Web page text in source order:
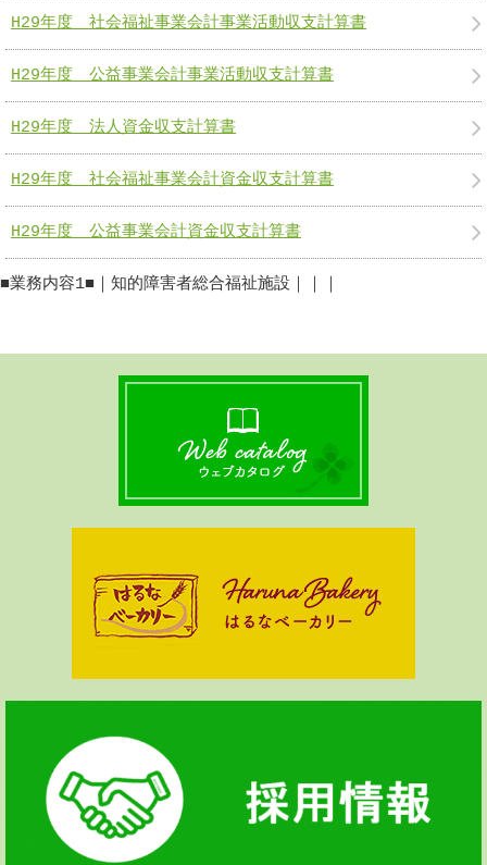
H29年度 社会福祉事業会計事業活動収支計算書
H29年度 公益事業会計事業活動収支計算書
H29年度 法人資金収支計算書
H29年度 社会福祉事業会計資金収支計算書
H29年度 公益事業会計資金収支計算書
■業務内容1■｜知的障害者総合福祉施設｜｜｜